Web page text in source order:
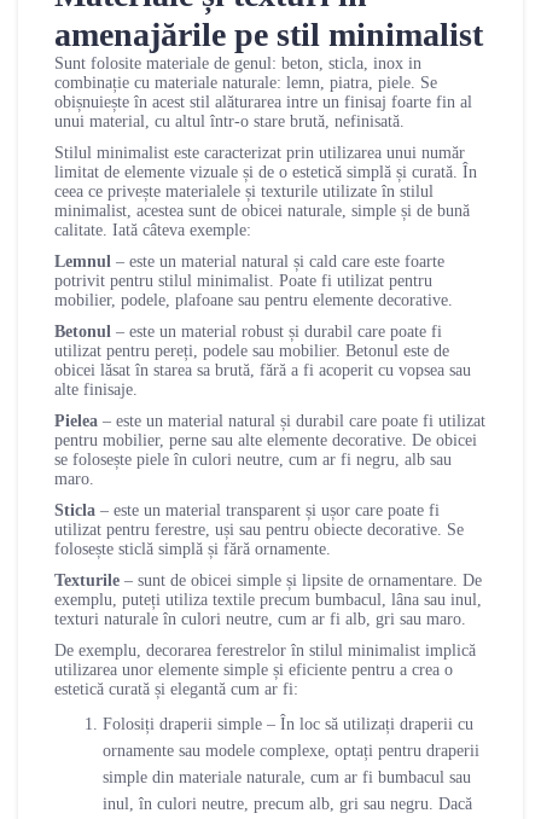
amenajările pe stil minimalist
Sunt folosite materiale de genul: beton, sticla, inox in
combinație cu materiale naturale: lemn, piatra, piele. Se
obișnuiește în acest stil alăturarea intre un finisaj foarte fin al
unui material, cu altul într-o stare brută, nefinisată.
Stilul minimalist este caracterizat prin utilizarea unui număr
limitat de elemente vizuale și de o estetică simplă și curată. În
ceea ce privește materialele și texturile utilizate în stilul
minimalist, acestea sunt de obicei naturale, simple și de bună
calitate. Iată câteva exemple:
Lemnul – este un material natural și cald care este foarte
potrivit pentru stilul minimalist. Poate fi utilizat pentru
mobilier, podele, plafoane sau pentru elemente decorative.
Betonul – este un material robust și durabil care poate fi
utilizat pentru pereți, podele sau mobilier. Betonul este de
obicei lăsat în starea sa brută, fără a fi acoperit cu vopsea sau
alte finisaje.
Pielea – este un material natural și durabil care poate fi utilizat
pentru mobilier, perne sau alte elemente decorative. De obicei
se folosește piele în culori neutre, cum ar fi negru, alb sau
maro.
Sticla – este un material transparent și ușor care poate fi
utilizat pentru ferestre, uși sau pentru obiecte decorative. Se
folosește sticlă simplă și fără ornamente.
Texturile – sunt de obicei simple și lipsite de ornamentare. De
exemplu, puteți utiliza textile precum bumbacul, lâna sau inul,
texturi naturale în culori neutre, cum ar fi alb, gri sau maro.
De exemplu, decorarea ferestrelor în stilul minimalist implică
utilizarea unor elemente simple și eficiente pentru a crea o
estetică curată și elegantă cum ar fi:
Folosiți draperii simple – În loc să utilizați draperii cu
ornamente sau modele complexe, optați pentru draperii
simple din materiale naturale, cum ar fi bumbacul sau
inul, în culori neutre, precum alb, gri sau negru. Dacă